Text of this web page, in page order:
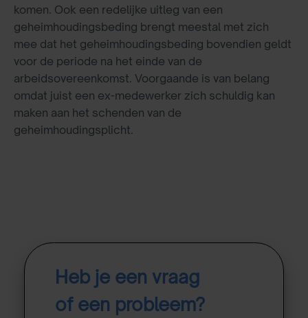
komen. Ook een redelijke uitleg van een
geheimhoudingsbeding brengt meestal met zich
mee dat het geheimhoudingsbeding bovendien geldt
voor de periode na het einde van de
arbeidsovereenkomst. Voorgaande is van belang
omdat juist een ex-medewerker zich schuldig kan
maken aan het schenden van de
geheimhoudingsplicht.
Heb je een vraag
of een probleem?